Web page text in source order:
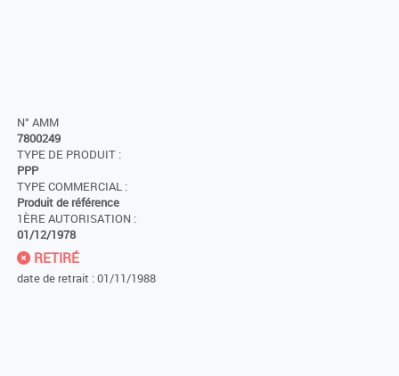
N° AMM
7800249
TYPE DE PRODUIT :
PPP
TYPE COMMERCIAL :
Produit de référence
1ÈRE AUTORISATION :
01/12/1978
RETIRÉ
date de retrait : 01/11/1988